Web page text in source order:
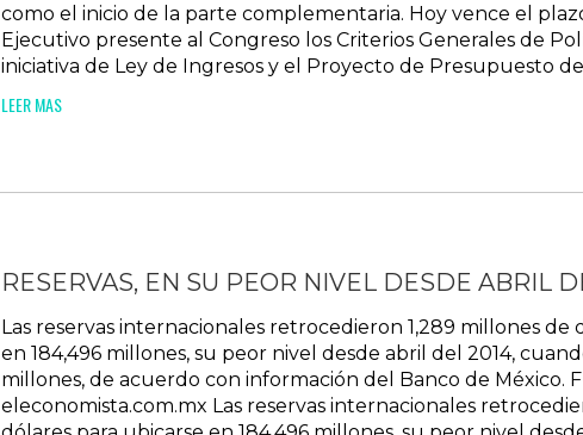
como el inicio de la parte complementaria. Hoy vence el
Ejecutivo presente al Congreso los Criterios Generales de
iniciativa de Ley de Ingresos y el Proyecto de Presupuesto de
LEER MAS
RESERVAS, EN SU PEOR NIVEL DESDE ABRIL
Las reservas internacionales retrocedieron 1,289 millones de
en 184,496 millones, su peor nivel desde abril del 2014,
millones, de acuerdo con información del Banco de México.
eleconomista.com.mx Las reservas internacionales